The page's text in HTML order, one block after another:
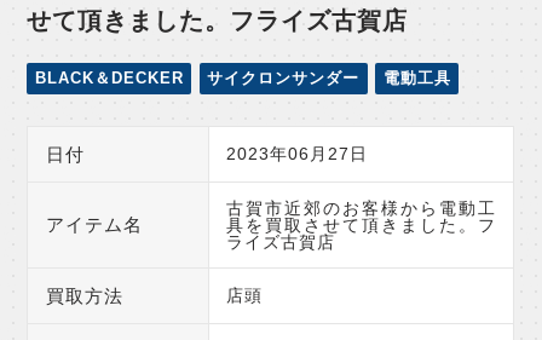
せて頂きました。フライズ古賀店
BLACK＆DECKER サイクロンサンダー 電動工具
日付 2023年06月27日
アイテム名
古賀市近郊のお客様から電動工
具を買取させて頂きました。フ
ライズ古賀店
買取方法 店頭